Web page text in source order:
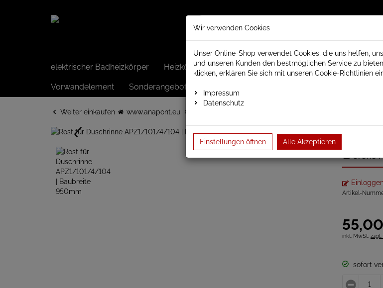
elektrischer Badheizkörper Heizkörper elektrisch Schamotte Badheizkörper
Vorwandelement Sonderangebote
Weiter einkaufen www.anapont.eu
Artikel-
55,00
inkl. MwSt. zzgl.
sofort
Wir verwenden Cookies
Unser Online-Shop verwendet Cookies, die uns helfen,
und unseren Kunden den bestmöglichen Service zu
klicken, erklären Sie sich mit unseren Cookie-Richtlinien
Impressum
Datenschutz
Einstellungen öffnen Alle Akzeptieren